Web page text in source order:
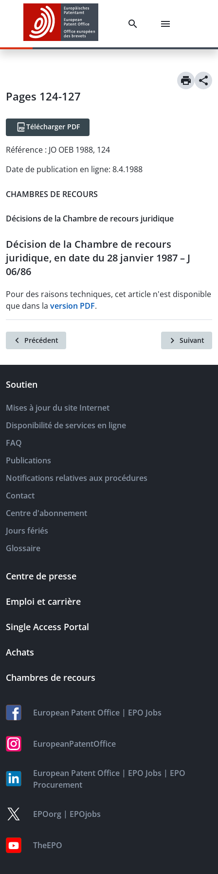
Pages 124-127
Télécharger PDF
Référence : JO OEB 1988, 124
Date de publication en ligne: 8.4.1988
CHAMBRES DE RECOURS
Décisions de la Chambre de recours juridique
Décision de la Chambre de recours
juridique, en date du 28 janvier 1987 – J
06/86
Pour des raisons techniques, cet article n'est disponible
que dans la version PDF.
Précédent Suivant
Soutien
Mises à jour du site Internet
Disponibilité de services en ligne
FAQ
Publications
Notifications relatives aux procédures
Contact
Centre d'abonnement
Jours fériés
Glossaire
Centre de presse
Emploi et carrière
Single Access Portal
Achats
Chambres de recours
European Patent Office | EPO Jobs
EuropeanPatentOffice
European Patent Office | EPO Jobs | EPO
Procurement
EPOorg | EPOjobs
TheEPO